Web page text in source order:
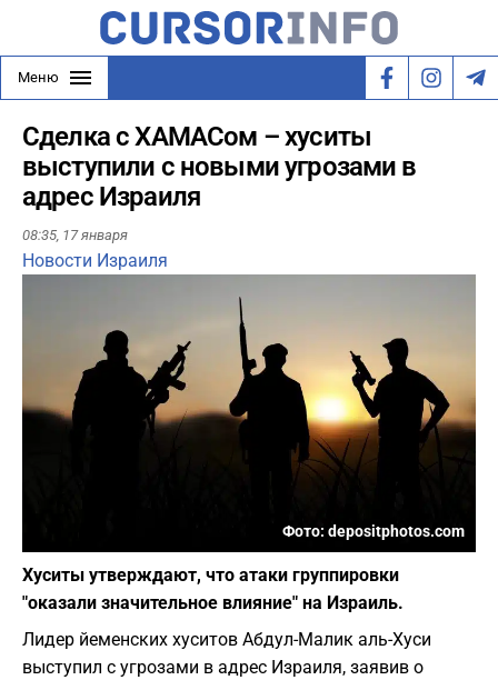
Меню
Сделка с ХАМАСом – хуситы
выступили с новыми угрозами в
адрес Израиля
08:35, 17 января
Новости Израиля
Фото: depositphotos.com
Хуситы утверждают, что атаки группировки
"оказали значительное влияние" на Израиль.
Лидер йеменских хуситов Абдул-Малик аль-Хуси
выступил с угрозами в адрес Израиля, заявив о